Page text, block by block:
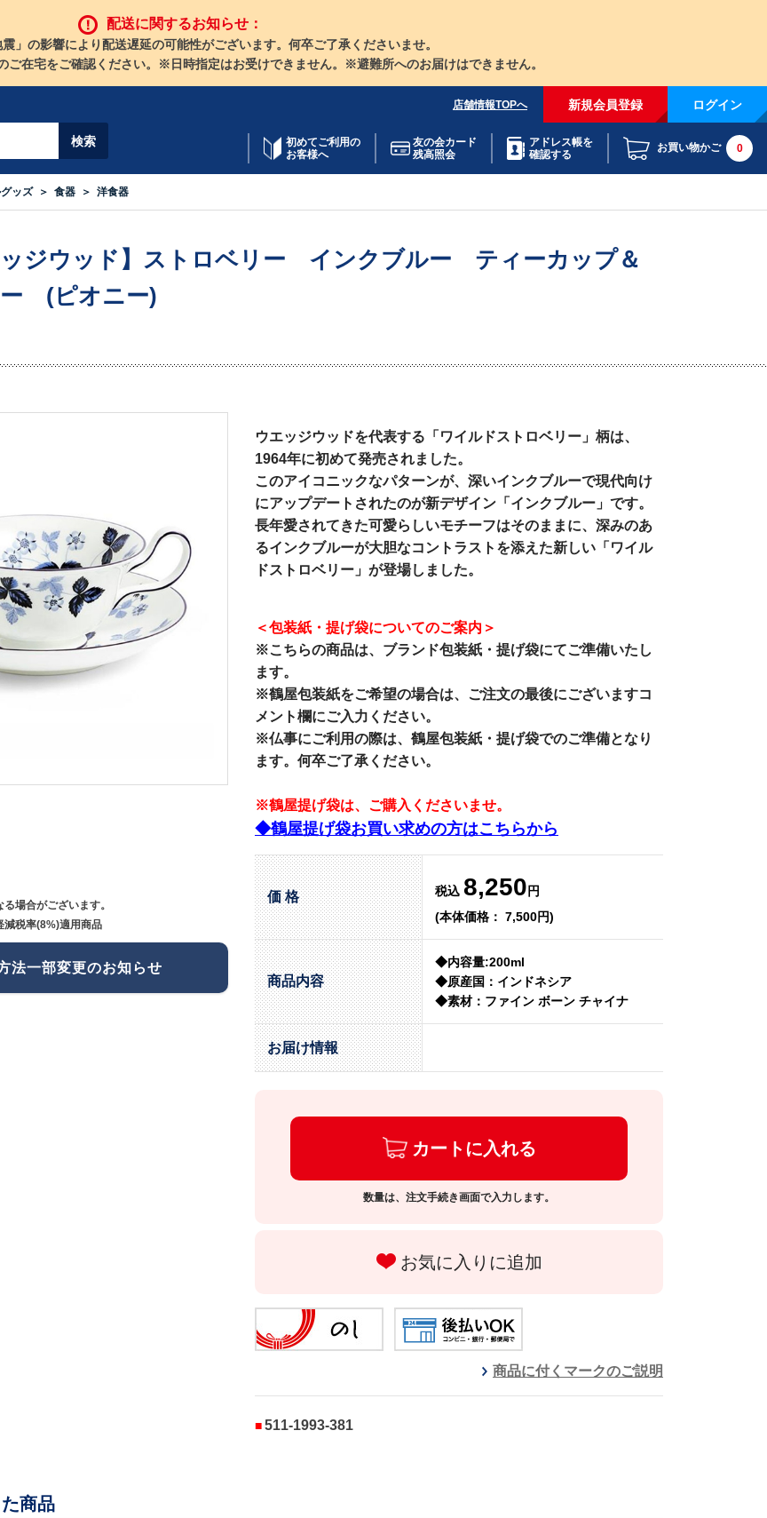
配送に関するお知らせ：
震」の影響により配送遅延の可能性がございます。何卒ご了承くださいませ。
ご在宅をご確認ください。※日時指定はお受けできません。※避難所へのお届けはできません。
店舗情報TOPへ 新規会員登録 ログイン
初めてご利用の
お客様へ
友の会カード
残高照会
アドレス帳を
確認する
お買い物かご 0
ッズ 食器 洋食器
ッジウッド】ストロベリー インクブルー ティーカップ＆
ー (ピオニー)
場合がございます。
税率(8%)適用商品
法一部変更のお知らせ
ウエッジウッドを代表する「ワイルドストロベリー」柄は、
1964年に初めて発売されました。
このアイコニックなパターンが、深いインクブルーで現代向け
にアップデートされたのが新デザイン「インクブルー」です。
長年愛されてきた可愛らしいモチーフはそのままに、深みのあ
るインクブルーが大胆なコントラストを添えた新しい「ワイル
ドストロベリー」が登場しました。
＜包装紙・提げ袋についてのご案内＞
※こちらの商品は、 ブランド包装紙・提げ袋にてご準備いたし
ます。
※鶴屋包装紙をご希望の場合は、ご注文の最後にございますコ
メント欄にご入力ください。
※仏事にご利用の際は、鶴屋包装紙・提げ袋でのご準備となり
ます。何卒ご了承ください。
※鶴屋提げ袋は、ご購入くださいませ。
◆鶴屋提げ袋お買い求めの方はこちらから
価 格 税込 8,250 円
(本体価格： 7,500円)
商品内容
◆内容量:200ml
◆原産国：インドネシア
◆素材：ファイン ボーン チャイナ
お届け情報
カートに入れる
数量は、注文手続き画面で入力します。
お気に入りに追加
商品に付くマークのご説明
511-1993-381
商品